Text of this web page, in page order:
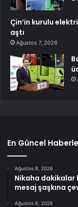
Çin’in kurulu
aştı
Ağustos 7, 2026
En Güncel
Ağustos 8, 2026
Nikaha dakikalar
mesaj şaşkına
Ağustos 8, 2026